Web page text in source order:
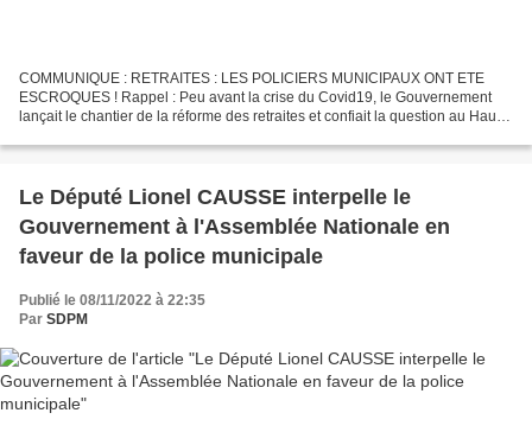
COMMUNIQUE : RETRAITES : LES POLICIERS MUNICIPAUX ONT ETE
ESCROQUES ! Rappel : Peu avant la crise du Covid19, le Gouvernement
lançait le chantier de la réforme des retraites et confiait la question au Haut-
Le Député Lionel CAUSSE interpelle le
Gouvernement à l'Assemblée Nationale en
faveur de la police municipale
Publié le 08/11/2022 à 22:35
Par SDPM